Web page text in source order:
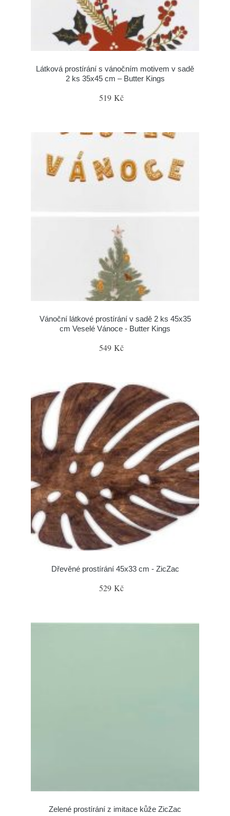
Látková prostírání s vánočním motivem v sadě
2 ks 35x45 cm – Butter Kings
519 Kč
Vánoční látkové prostírání v sadě 2 ks 45x35
cm Veselé Vánoce - Butter Kings
549 Kč
Dřevěné prostírání 45x33 cm - ZicZac
529 Kč
Zelené prostírání z imitace kůže ZicZac